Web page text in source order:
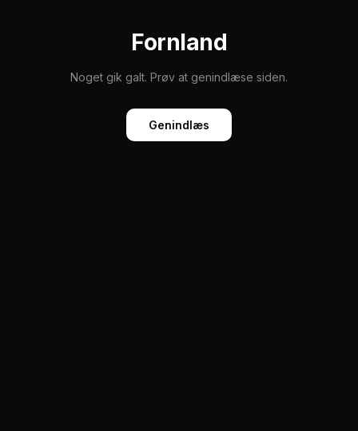
Fornland
Noget gik galt. Prøv at genindlæse siden.
Genindlæs